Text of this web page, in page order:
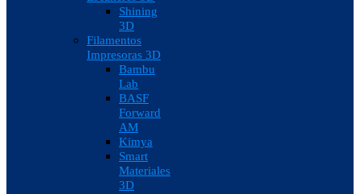
Shining
3D
Filamentos
Impresoras 3D
Bambu
Lab
BASF
Forward
AM
Kimya
Smart
Materiales
3D